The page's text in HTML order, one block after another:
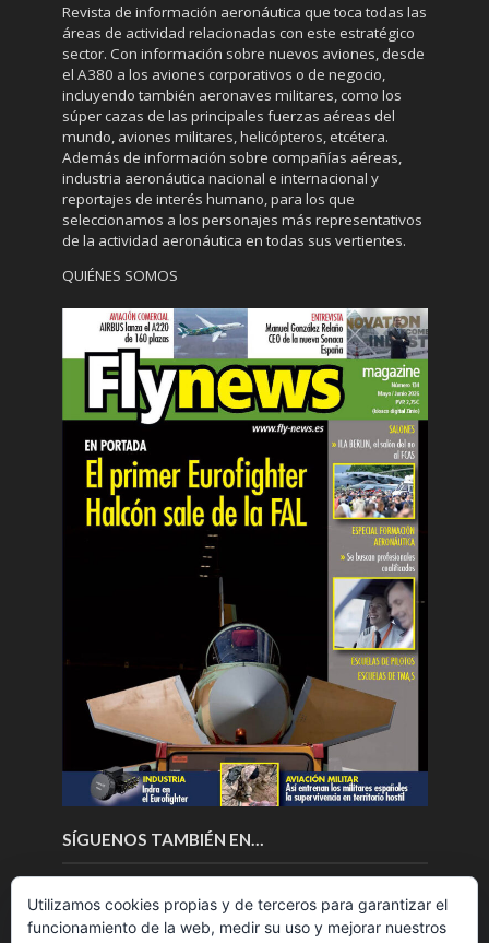
Revista de información aeronáutica que toca todas las
áreas de actividad relacionadas con este estratégico
sector. Con información sobre nuevos aviones, desde
el A380 a los aviones corporativos o de negocio,
incluyendo también aeronaves militares, como los
súper cazas de las principales fuerzas aéreas del
mundo, aviones militares, helicópteros, etcétera.
Además de información sobre compañías aéreas,
industria aeronáutica nacional e internacional y
reportajes de interés humano, para los que
seleccionamos a los personajes más representativos
de la actividad aeronáutica en todas sus vertientes.
QUIÉNES SOMOS
SÍGUENOS TAMBIÉN EN…
Utilizamos cookies propias y de terceros para garantizar el
funcionamiento de la web, medir su uso y mejorar nuestros